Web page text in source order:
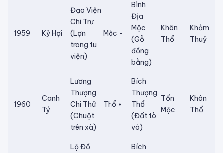
1959 Kỷ Hợi
Đạo Viện
Chi Trư
(Lợn
trong tu
viện)
Mộc -
Bình
Địa
Mộc
(Gỗ
đồng
bằng)
Khôn
Thổ
Khảm
Thuỷ
1960
Canh
Tý
Lương
Thượng
Chi Thử
(Chuột
trên xà)
Thổ +
Bích
Thượng
Thổ
(Đất tò
vò)
Tốn
Mộc
Khôn
Thổ
Lộ Đồ
Bích